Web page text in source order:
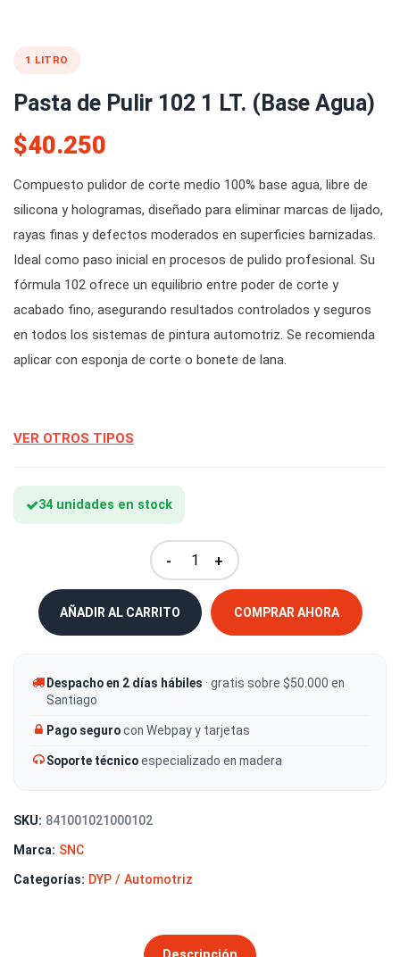
1 LITRO
Pasta de Pulir 102 1 LT. (Base Agua)
$40.250
Compuesto pulidor de corte medio 100% base agua, libre de
silicona y hologramas, diseñado para eliminar marcas de lijado,
rayas finas y defectos moderados en superficies barnizadas.
Ideal como paso inicial en procesos de pulido profesional. Su
fórmula 102 ofrece un equilibrio entre poder de corte y
acabado fino, asegurando resultados controlados y seguros
en todos los sistemas de pintura automotriz. Se recomienda
aplicar con esponja de corte o bonete de lana.
VER OTROS TIPOS
34 unidades en stock
- +
AÑADIR AL CARRITO COMPRAR AHORA
Despacho en 2 días hábiles · gratis sobre $50.000 en
Santiago
Pago segurocon Webpay y tarjetas
Soporte técnicoespecializado en madera
SKU: 841001021000102
Marca: SNC
Categorías: DYP / Automotriz